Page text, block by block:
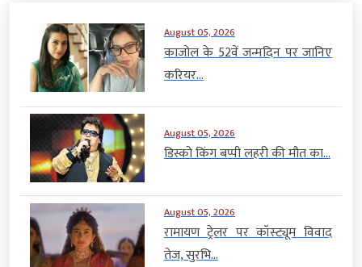
August 05, 2026
काजोल के 52वें जन्मदिन पर जानिए
करियर...
August 05, 2026
डिस्को किंग बप्पी लहरी की मौत का...
August 05, 2026
रामायण ट्रेलर पर कॉस्ट्यूम विवाद
तेज, सुरभि...